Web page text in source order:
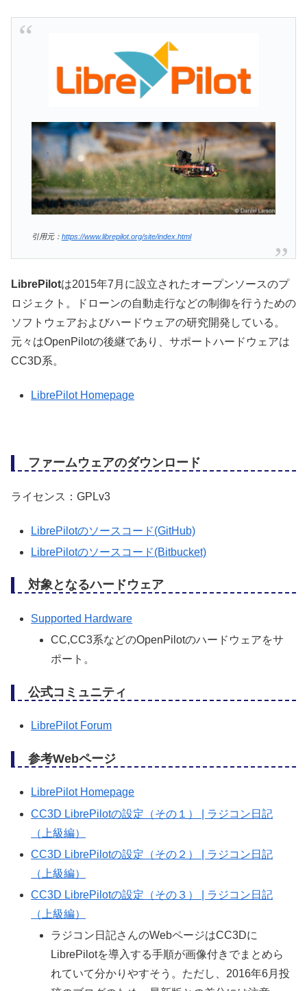
引用元： https://www.librepilot.org/site/index.html
LibrePilotは2015年7月に設立されたオープンソースのプ
ロジェクト。ドローンの自動走行などの制御を行うための
ソフトウェアおよびハードウェアの研究開発している。
元々はOpenPilotの後継であり、サポートハードウェアは
CC3D系。
LibrePilot Homepage
ファームウェアのダウンロード
ライセンス：GPLv3
LibrePilotのソースコード(GitHub)
LibrePilotのソースコード(Bitbucket)
対象となるハードウェア
Supported Hardware
CC,CC3系などのOpenPilotのハードウェアをサ
ポート。
公式コミュニティ
LibrePilot Forum
参考Webページ
LibrePilot Homepage
CC3D LibrePilotの設定（その１） | ラジコン日記
（上級編）
CC3D LibrePilotの設定（その２） | ラジコン日記
（上級編）
CC3D LibrePilotの設定（その３） | ラジコン日記
（上級編）
ラジコン日記さんのWebページはCC3Dに
LibrePilotを導入する手順が画像付きでまとめら
れていて分かりやすそう。ただし、2016年6月投